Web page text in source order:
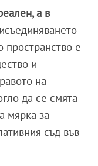
а в
пространство е
и
на
да се смята
мярка за
съд във